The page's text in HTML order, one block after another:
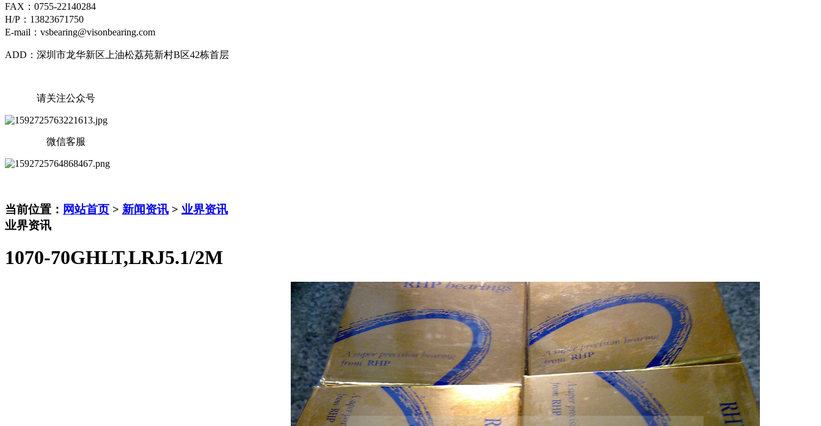
FAX：0755-22140284
H/P：13823671750
E-mail：vsbearing@visonbearing.com
ADD：深圳市龙华新区上油松荔苑新村B区42栋首层
请关注公众号
微信客服
当前位置： 网站首页 > 新闻资讯 > 业界资讯
业界资讯
1070-70GHLT,LRJ5.1/2M